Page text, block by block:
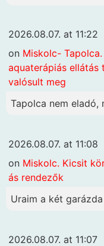
2026.08.07. at 11:22
on Miskolc-
aquaterápiás ellátás
valósult meg
Tapolca nem eladó,
2026.08.07. at 11:08
on Miskolc. Kicsit
ás rendezők
Uraim a két
2026.08.07. at 11:07